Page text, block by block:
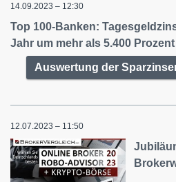
14.09.2023 – 12:30
Top 100-Banken:
Jahr um mehr als 5.400 Prozent
Auswertung der
12.07.2023 – 11:50